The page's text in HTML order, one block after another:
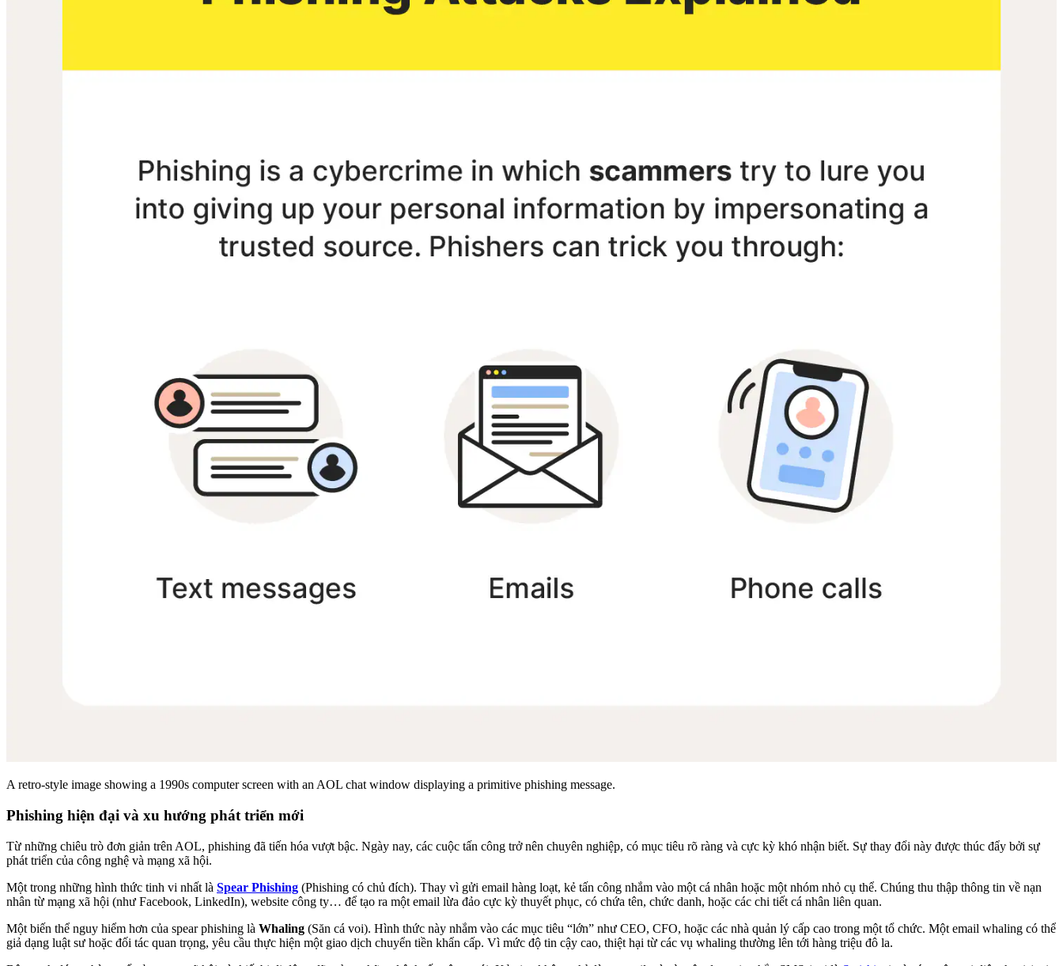
A retro-style image showing a 1990s computer screen with an AOL chat window displaying a primitive phishing message.
Phishing hiện đại và xu hướng phát triển mới
Từ những chiêu trò đơn giản trên AOL, phishing đã tiến hóa vượt bậc. Ngày nay, các cuộc tấn công trở nên chuyên nghiệp, có mục tiêu rõ ràng và cực kỳ khó nhận biết. Sự thay đổi này được thúc đẩy bởi sự
phát triển của công nghệ và mạng xã hội.
Một trong những hình thức tinh vi nhất là Spear Phishing (Phishing có chủ đích). Thay vì gửi email hàng loạt, kẻ tấn công nhắm vào một cá nhân hoặc một nhóm nhỏ cụ thể. Chúng thu thập thông tin về nạn
nhân từ mạng xã hội (như Facebook, LinkedIn), website công ty… để tạo ra một email lừa đảo cực kỳ thuyết phục, có chứa tên, chức danh, hoặc các chi tiết cá nhân liên quan.
Một biến thể nguy hiểm hơn của spear phishing là Whaling (Săn cá voi). Hình thức này nhắm vào các mục tiêu “lớn” như CEO, CFO, hoặc các nhà quản lý cấp cao trong một tổ chức. Một email whaling có thể
giả dạng luật sư hoặc đối tác quan trọng, yêu cầu thực hiện một giao dịch chuyển tiền khẩn cấp. Vì mức độ tin cậy cao, thiệt hại từ các vụ whaling thường lên tới hàng triệu đô la.